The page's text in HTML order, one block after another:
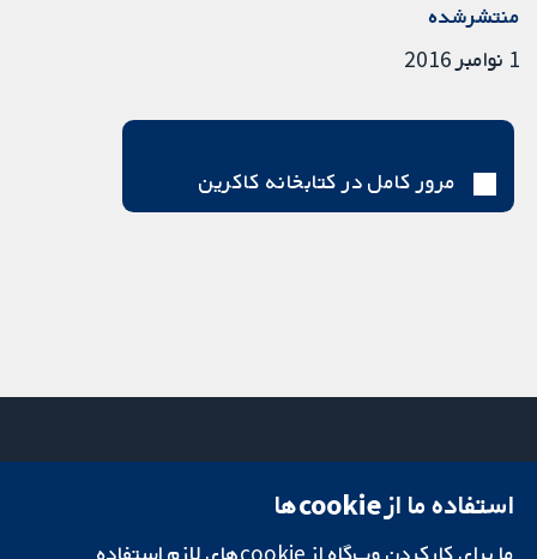
منتشرشده
1 نوامبر 2016
مرور کامل در کتابخانه کاکرین
تحقیقات قابل
میدان کاوندیش
استفاده ما از cookie‌ها
ما برای کارکردن وب‌گاه از cookie‌های لازم استفاده